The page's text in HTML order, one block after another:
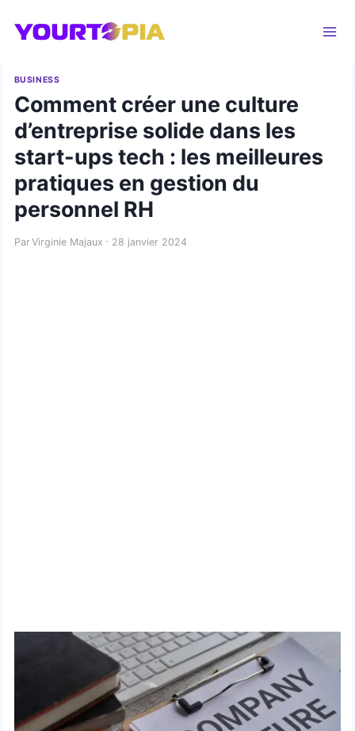
contenu
BUSINESS
Comment créer une culture
d’entreprise solide dans les
start-ups tech : les meilleures
pratiques en gestion du
personnel RH
ParVirginie Majaux 28 janvier 2024